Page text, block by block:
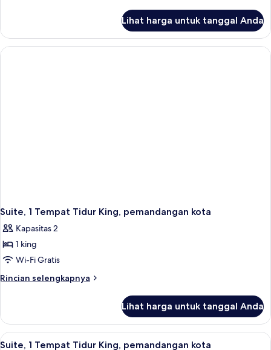
Suite
Presidensial,
2
Lihat harga untuk tanggal Anda
Suite, 1 Tempat Tidur King, pemandangan kota
Kapasitas 2
1 king
Wi-Fi Gratis
Rincian selengkapnya
Rincian
Suite,
Tempat
Lihat harga untuk tanggal Anda
Lihat
Suite, 1 Tempat Tidur King,
9
Suite, 1 Tempat Tidur King, pemandangan kota